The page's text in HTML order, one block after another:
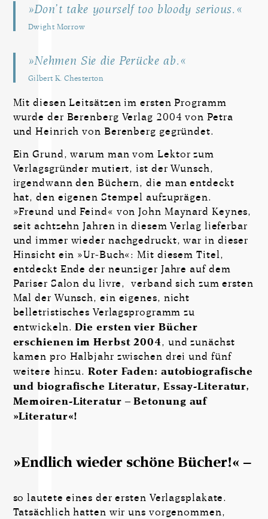
»Don’t take yourself too bloody serious.«
Dwight Morrow
»Nehmen Sie die Perücke ab.«
Gilbert K. Chesterton
Mit diesen Leitsätzen im ersten Programm
wurde der Berenberg Verlag 2004 von Petra
und Heinrich von Berenberg gegründet.
Ein Grund, warum man vom Lektor zum
Verlagsgründer mutiert, ist der Wunsch,
irgendwann den Büchern, die man entdeckt
hat, den eigenen Stempel aufzuprägen.
»Freund und Feind« von John Maynard Keynes,
seit achtzehn Jahren in diesem Verlag lieferbar
und immer wieder nachgedruckt, war in dieser
Hinsicht ein »Ur-Buch«: Mit diesem Titel,
entdeckt Ende der neunziger Jahre auf dem
Pariser Salon du livre, verband sich zum ersten
Mal der Wunsch, ein eigenes, nicht
belletristisches Verlagsprogramm zu
entwickeln.Die ersten vier Bücher
erschienen im Herbst 2004, und zunächst
kamen pro Halbjahr zwischen drei und fünf
weitere hinzu.Roter Faden: autobiografische
und biografische Literatur, Essay-Literatur,
Memoiren-Literatur – Betonung auf
»Literatur«!
»Endlich wieder schöne Bücher!« –
so lautete eines der ersten Verlagsplakate.
Tatsächlich hatten wir uns vorgenommen,